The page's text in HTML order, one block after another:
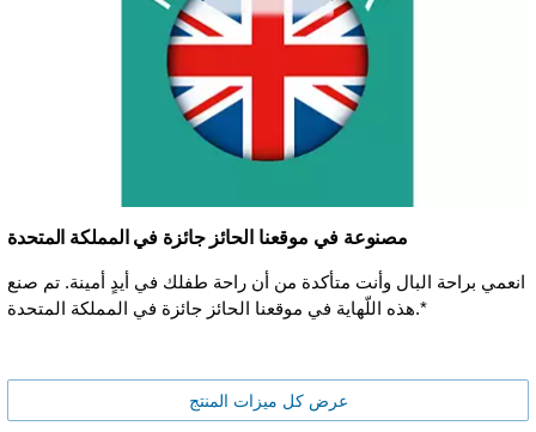
مصنوعة في موقعنا الحائز جائزة في المملكة المتحدة
انعمي براحة البال وأنت متأكدة من أن راحة طفلك في أيدٍ أمينة. تم صنع
هذه اللّهاية في موقعنا الحائز جائزة في المملكة المتحدة.*
عرض كل ميزات المنتج